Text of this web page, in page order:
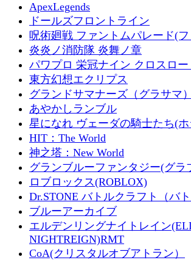
ApexLegends
ドールズフロントライン
呪術廻戦 ファントムパレード(
炎炎ノ消防隊 炎舞ノ章
パワプロ 栄冠ナイン クロスロ
東方幻想エクリプス
グランドサマナーズ（グラサマ）
あやかしランブル
星になれ ヴェーダの騎士たち(
HIT：The World
神之塔：New World
グランブルーファンタジー(グラ
ロブロックス(ROBLOX)
Dr.STONE バトルクラフト（バト
ブルーアーカイブ
エルデンリングナイトレイン
NIGHTREIGN)RMT
CoA(クリスタルオブアトラン）